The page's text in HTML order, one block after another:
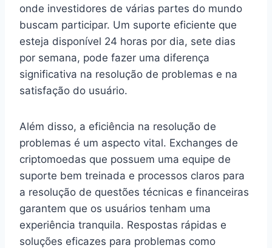
onde investidores de várias partes do mundo
buscam participar. Um suporte eficiente que
esteja disponível 24 horas por dia, sete dias
por semana, pode fazer uma diferença
significativa na resolução de problemas e na
satisfação do usuário.
Além disso, a eficiência na resolução de
problemas é um aspecto vital. Exchanges de
criptomoedas que possuem uma equipe de
suporte bem treinada e processos claros para
a resolução de questões técnicas e financeiras
garantem que os usuários tenham uma
experiência tranquila. Respostas rápidas e
soluções eficazes para problemas como